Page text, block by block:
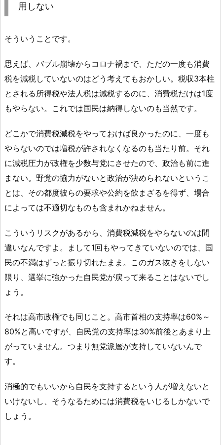
用しない
そういうことです。
思えば、バブル崩壊からコロナ禍まで、ただの一度も消費
税を減税していないのはどう考えてもおかしい。税収3本柱
とされる所得税や法人税は減税するのに、消費税だけは1度
もやらない。これでは国民は納得しないのも当然です。
どこかで消費税減税をやっておけば良かったのに、一度も
やらないのでは増税が許されなくなるのも当たり前。それ
に減税圧力が政権を少数与党にさせたので、政治も前に進
まない。野党の協力がないと政治が決められないというこ
とは、その都度彼らの要求や公約を飲まざるを得ず、場合
によっては不適切なものも含まれかねません。
こういうリスクがあるから、消費税減税をやらないのは間
違いなんですよ。まして1回もやってきていないのでは、国
民の不満はずっと振り切れたまま。このガス抜きをしない
限り、選挙に強かった自民党が戻って来ることはないでし
ょう。
それは高市政権でも同じこと。高市首相の支持率は60%～
80%と高いですが、自民党の支持率は30%前後とあまり上
がっていません。つまり無党派層が支持していないんで
す。
消極的でもいいから自民を支持するという人が増えないと
いけないし、そうなるためには消費税をいじるしかないで
しょう。